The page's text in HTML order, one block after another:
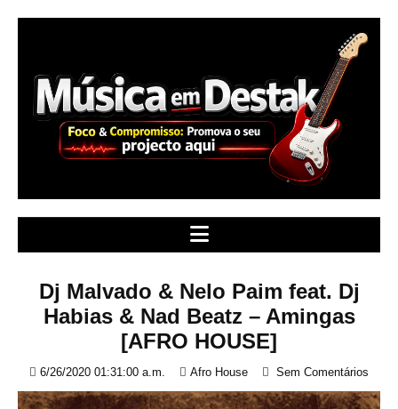
t
o
c
o
n
t
Dj Malvado & Nelo Paim feat. Dj
Habias & Nad Beatz – Amingas
[AFRO HOUSE]
6/26/2020 01:31:00 a.m. Afro House Sem Comentários